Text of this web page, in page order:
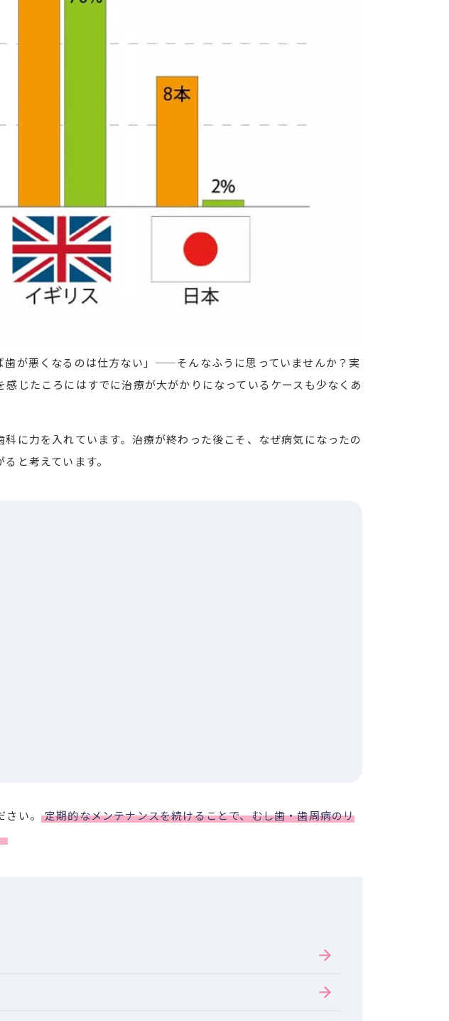
歯が悪くなるのは仕方ない」——そんなふうに思っていませんか？実
じたころにはすでに治療が大がかりになっているケースも少なくあ
科に力を入れています。治療が終わった後こそ、なぜ病気になったの
と考えています。
さい。 定期的なメンテナンスを続けることで、むし歯・歯周病のリ